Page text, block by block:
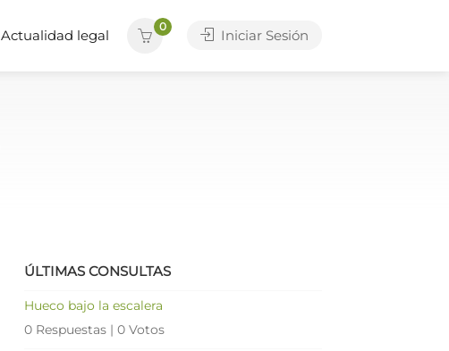
Actualidad legal
0
Iniciar Sesión
ÚLTIMAS CONSULTAS
Hueco bajo la escalera
0 Respuestas | 0 Votos